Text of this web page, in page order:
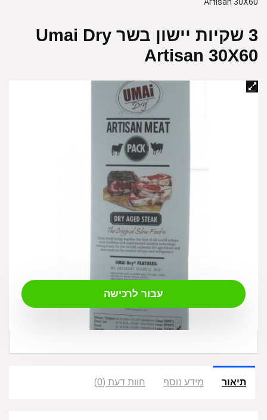
3 שקיות יישון בשר Umai Dry
Artisan 30X60
עבור לרכישה
תיאור מידע נוסף חוות דעת (0)